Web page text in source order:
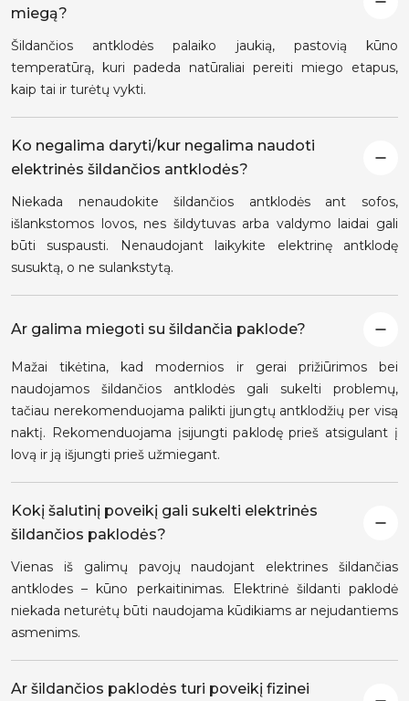
miegą?
Šildančios antklodės palaiko jaukią, pastovią kūno
temperatūrą, kuri padeda natūraliai pereiti miego etapus,
kaip tai ir turėtų vykti.
Ko negalima daryti/kur negalima naudoti
elektrinės šildančios antklodės?
Niekada nenaudokite šildančios antklodės ant sofos,
išlankstomos lovos, nes šildytuvas arba valdymo laidai gali
būti suspausti. Nenaudojant laikykite elektrinę antklodę
susuktą, o ne sulankstytą.
Ar galima miegoti su šildančia paklode?
Mažai tikėtina, kad modernios ir gerai prižiūrimos bei
naudojamos šildančios antklodės gali sukelti problemų,
tačiau nerekomenduojama palikti įjungtų antklodžių per visą
naktį. Rekomenduojama įsijungti paklodę prieš atsigulant į
lovą ir ją išjungti prieš užmiegant.
Kokį šalutinį poveikį gali sukelti elektrinės
šildančios paklodės?
Vienas iš galimų pavojų naudojant elektrines šildančias
antklodes – kūno perkaitinimas. Elektrinė šildanti paklodė
niekada neturėtų būti naudojama kūdikiams ar nejudantiems
asmenims.
Ar šildančios paklodės turi poveikį fizinei